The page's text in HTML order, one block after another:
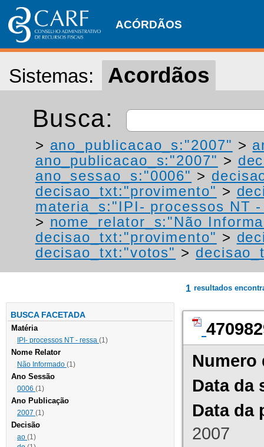
ACÓRDÃOS
Sistemas: Acordãos
Busca:
> ano_publicacao_s:"2007" >
ano_publicacao_s:"2007" >
ano_sessao_s:"0006" >
decisao_txt:"provimento" >
materia_s:"IPI- processos NT
> nome_relator_s:"Não
decisao_txt:"provimento" >
decisao_txt:"votos" >
BUSCA FACETADA
Matéria
IPI- processos NT - ressa (1)
Nome Relator
Não Informado (1)
Ano Sessão
0006 (1)
Ano Publicação
2007 (1)
Decisão
ao (1)
1 resultados
Numero
Data da
Data da
2007